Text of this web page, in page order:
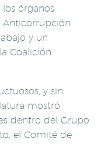
órganos
Anticorrupción
y un
Coalición
y sin
mostró
dentro del Grupo
el Comité de